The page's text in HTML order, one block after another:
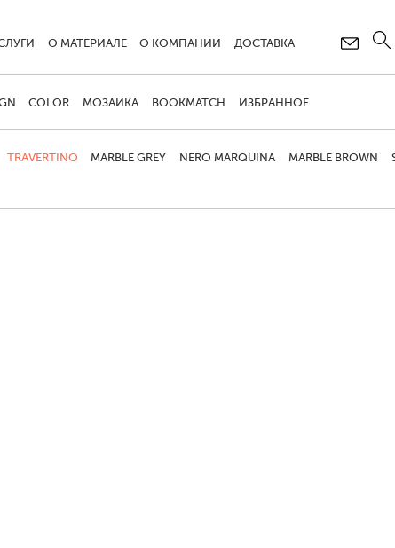
TRAVERTINO MARBLE GREY NERO MARQUINA MARBLE BROWN
COLOR МОЗАИКА BOOKMATCH ИЗБРАННОЕ
О МАТЕРИАЛЕ О КОМПАНИИ ДОСТАВКА